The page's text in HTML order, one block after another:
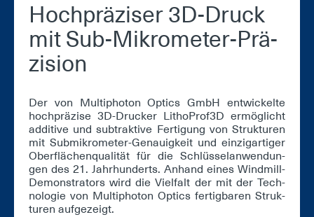
Hoch­prä­zi­ser 3D-Druck
mit Sub-Mi­kro­me­ter-Prä­
zi­si­on
Der von Mul­ti­pho­ton Op­tics GmbH ent­wi­ckel­te
hoch­prä­zi­se 3D-Dru­cker Li­tho­Prof3D er­mög­licht
ad­di­ti­ve und sub­trak­ti­ve Fer­ti­gung von Struk­tu­ren
mit Sub­mi­kro­me­ter-Ge­nau­ig­keit und ein­zig­ar­ti­ger
Ober­flä­chen­qua­li­tät für die Schlüs­sel­an­wen­dun­
gen des 21. Jahr­hun­derts. An­hand ei­nes Wind­mill-
De­mons­tra­tors wird die Viel­falt der mit der Tech­
no­lo­gie von Mul­ti­pho­ton Op­tics fer­tig­ba­ren Struk­
tu­ren auf­ge­zeigt.